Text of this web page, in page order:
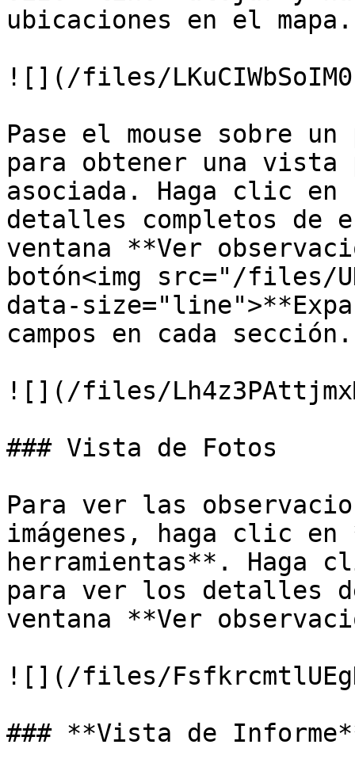
ubicaciones en el mapa.
![](/files/
Pase el mouse sobre
para obtener una
asociada. Haga clic
detalles completos de
ventana **Ver
botón<img src="/files/
data-
campos en cada sección.
![](/files/
### Vista de Fotos
Para ver las
imágenes, haga clic
herramientas**. Haga
para ver los detalles
ventana **Ver
![](/files/
### **Vista de